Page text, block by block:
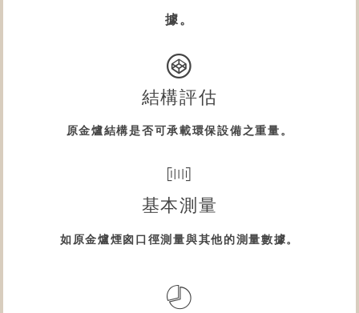
據。
結構評估
原金爐結構是否可承載環保設備之重量。
基本測量
如原金爐煙囪口徑測量與其他的測量數據。